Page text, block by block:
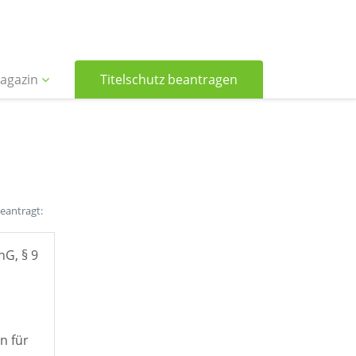
Titelschutz beantragen
§ 9
für